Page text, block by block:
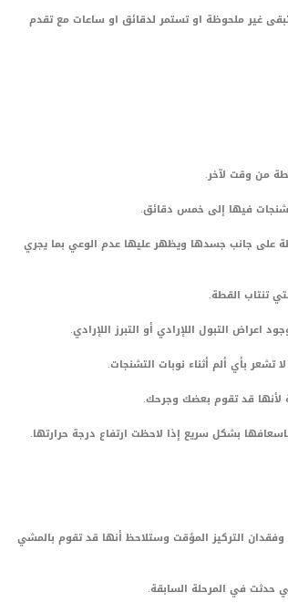
غير ملحوظة او تستمر لدقائق او ساعات مع تقدم
من وقت لآخر.
فيها إلى خمس دقائق.
على جانب جسدها ويظهر عليها عدم الوعي بما يجري
تنتاب القطة.
تشعر بأي ألم أثناء نوبات التشنجات.
لأنها قد تقوم بعضك وجرحك.
بشكل سريع إذا لاحظت ارتفاع درجة حرارتها.
التركيز المؤقت وستلاحظ أنها قد تقوم بالمشي
حدثت في المرحلة السابقة.